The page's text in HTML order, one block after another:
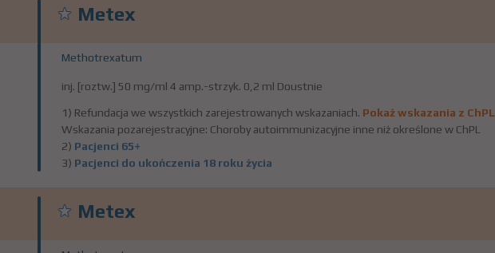
Metex
Methotrexatum
inj. [roztw.] 50 mg/ml 4 amp.-strzyk. 0,2 ml Doustnie
1) Refundacja we wszystkich zarejestrowanych wskazaniach. Pokaż wskazania z ChPL
Wskazania pozarejestracyjne: Choroby autoimmunizacyjne inne niż określone w ChPL
2) Pacjenci 65+
3) Pacjenci do ukończenia 18 roku życia
Metex